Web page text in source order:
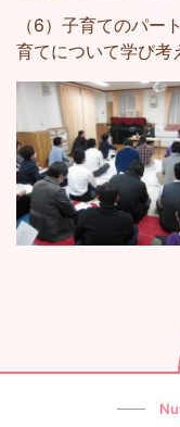
（6）子育てのパー
育てについて学び考